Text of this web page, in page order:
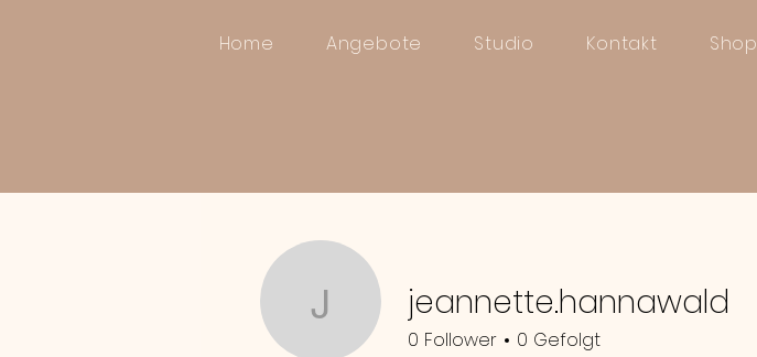
Home Angebote Studio Kontakt Shop
jeannette.hannawald
jeannette.hannawald
0 Follower 0 Gefolgt